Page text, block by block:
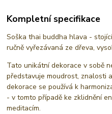
Kompletní specifikace
Soška thai buddha hlava -
ručně vyřezávaná ze dřeva,
Tato unikátní dekorace v sobě
představuje moudrost, znalosti
dekorace se používá k
- v tomto případě ke zklidnění
meditacím.